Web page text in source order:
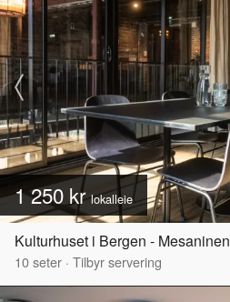
1 250 krlokalleie
Kulturhuset i Bergen - Mesaninen
10seter · Tilbyr servering